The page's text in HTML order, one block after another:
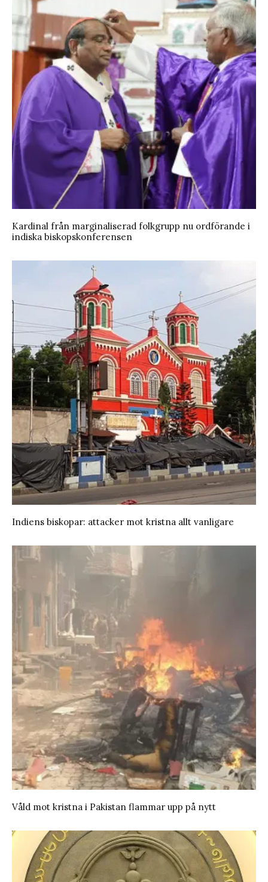
Kardinal från marginaliserad folkgrupp nu ordförande i
indiska biskopskonferensen
Indiens biskopar: attacker mot kristna allt vanligare
Våld mot kristna i Pakistan flammar upp på nytt